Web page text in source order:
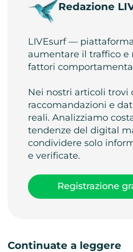
Redazione
LIVEsurf —
aumentare il traffico e
fattori
Nei nostri articoli trovi
raccomandazioni e
reali. Analizziamo
tendenze del digital
condividere solo
e verificate.
Registrazione
Continuate a leggere